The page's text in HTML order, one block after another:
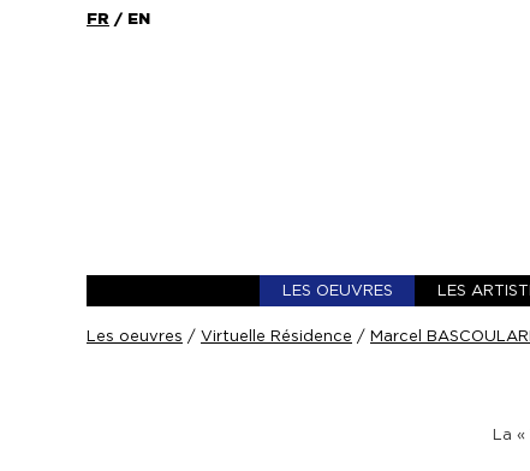
FR / EN
LES OEUVRES LES
Les oeuvres / Virtuelle Résidence / Marcel
La